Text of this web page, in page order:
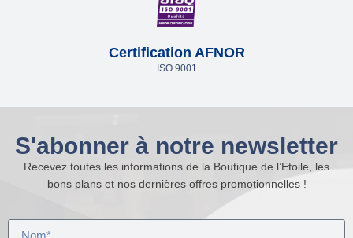
Certification AFNOR
ISO 9001
S'abonner à notre newsletter
Recevez toutes les informations de la Boutique de l’Etoile, les
bons plans et nos dernières offres promotionnelles !